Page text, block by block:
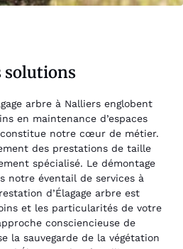
solutions
arbre à Nalliers englobent
en maintenance d’espaces
constitue notre cœur de métier.
des prestations de taille
spécialisé. Le démontage
notre éventail de services à
d’Élagage arbre est
et les particularités de votre
consciencieuse de
la sauvegarde de la végétation